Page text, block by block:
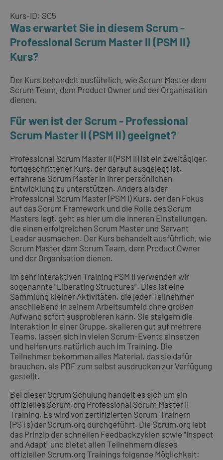
Kurs-ID: SC5
Was erwartet Sie in diesem Scrum -
Professional Scrum Master II (PSM II)
Kurs?
Der Kurs behandelt ausführlich, wie Scrum Master dem
Scrum Team, dem Product Owner und der Organisation
dienen.
Für wen ist der Scrum - Professional
Scrum Master II (PSM II) geeignet?
Professional Scrum Master II (PSM II) ist ein zweitägiger,
fortgeschrittener Kurs, der darauf ausgelegt ist,
erfahrene Scrum Master in ihrer persönlichen
Entwicklung zu unterstützen. Anders als der
Professional Scrum Master (PSM I) Kurs, der den Fokus
auf das Scrum Framework und die Rolle des Scrum
Masters legt, geht es hier um die inneren Einstellungen,
die einen erfolgreichen Scrum Master und Servant
Leader ausmachen. Der Kurs behandelt ausführlich, wie
Scrum Master dem Scrum Team, dem Product Owner
und der Organisation dienen.
Im sehr interaktiven Training PSM II verwenden wir
sogenannte "Liberating Structures". Dies ist eine
Sammlung kleiner Aktivitäten, die jeder Teilnehmer
anschließend in seinem Arbeitsumfeld ohne großen
Aufwand sofort ausprobieren kann. Sie steigern die
Interaktion in einer Gruppe, skalieren gut auf mehrere
Teams, lassen sich in vielen Scrum-Events einsetzen
und helfen uns natürlich auch im Training. Die
Teilnehmer bekommen alles Material, das sie dafür
brauchen, als PDF zum selbst ausdrucken zur Verfügung
gestellt.
Bei dieser Scrum Schulung handelt es sich um ein
offizielles Scrum.org Professional Scrum Master II
Training. Es wird von zertifizierten Scrum-Trainern
(PSTs) der Scrum.org durchgeführt. Die Scrum.org lebt
das Prinzip der schnellen Feedbackzyklen sowie "Inspect
and Adapt" und bietet allen Teilnehmern dieses
offiziellen Scrum.org Trainings folgende Möglichkeit: